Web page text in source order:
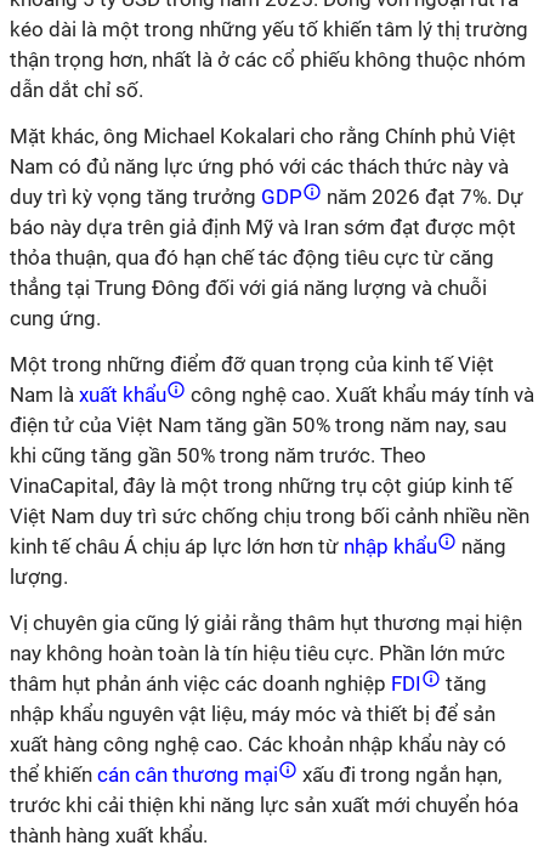
kéo dài là một trong những yếu tố khiến tâm lý thị trường
thận trọng hơn, nhất là ở các cổ phiếu không thuộc nhóm
dẫn dắt chỉ số.
Mặt khác, ông Michael Kokalari cho rằng Chính phủ Việt
Nam có đủ năng lực ứng phó với các thách thức này và
duy trì kỳ vọng tăng trưởng GDP
năm 2026 đạt 7%. Dự
báo này dựa trên giả định Mỹ và Iran sớm đạt được một
thỏa thuận, qua đó hạn chế tác động tiêu cực từ căng
thẳng tại Trung Đông đối với giá năng lượng và chuỗi
cung ứng.
Một trong những điểm đỡ quan trọng của kinh tế Việt
Nam là xuất khẩu
công nghệ cao. Xuất khẩu máy tính và
điện tử của Việt Nam tăng gần 50% trong năm nay, sau
khi cũng tăng gần 50% trong năm trước. Theo
VinaCapital, đây là một trong những trụ cột giúp kinh tế
Việt Nam duy trì sức chống chịu trong bối cảnh nhiều nền
kinh tế châu Á chịu áp lực lớn hơn từ nhập khẩu
năng
lượng.
Vị chuyên gia cũng lý giải rằng thâm hụt thương mại hiện
nay không hoàn toàn là tín hiệu tiêu cực. Phần lớn mức
thâm hụt phản ánh việc các doanh nghiệp FDI
tăng
nhập khẩu nguyên vật liệu, máy móc và thiết bị để sản
xuất hàng công nghệ cao. Các khoản nhập khẩu này có
thể khiến cán cân thương mại
xấu đi trong ngắn hạn,
trước khi cải thiện khi năng lực sản xuất mới chuyển hóa
thành hàng xuất khẩu.